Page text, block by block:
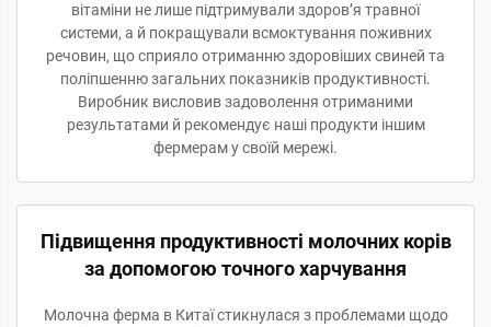
вітаміни не лише підтримували здоров’я травної
системи, а й покращували всмоктування поживних
речовин, що сприяло отриманню здоровіших свиней та
поліпшенню загальних показників продуктивності.
Виробник висловив задоволення отриманими
результатами й рекомендує наші продукти іншим
фермерам у своїй мережі.
Підвищення продуктивності молочних корів
за допомогою точного харчування
Молочна ферма в Китаї стикнулася з проблемами щодо